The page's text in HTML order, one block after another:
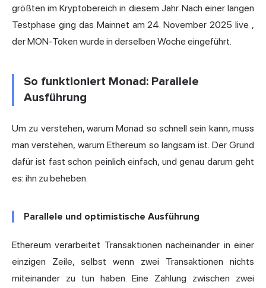
größten im Kryptobereich in diesem Jahr. Nach einer langen
Testphase ging das Mainnet am 24. November 2025 live ,
der MON-Token wurde in derselben Woche eingeführt.
So funktioniert Monad: Parallele
Ausführung
Um zu verstehen, warum Monad so schnell sein kann, muss
man verstehen, warum Ethereum so langsam ist. Der Grund
dafür ist fast schon peinlich einfach, und genau darum geht
es: ihn zu beheben.
Parallele und optimistische Ausführung
Ethereum verarbeitet Transaktionen nacheinander in einer
einzigen Zeile, selbst wenn zwei Transaktionen nichts
miteinander zu tun haben. Eine Zahlung zwischen zwei